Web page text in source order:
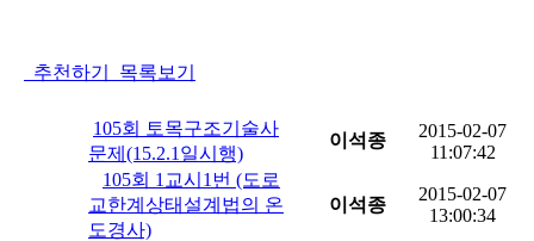
추천하기 목록보기
105회 토목구조기술사
문제(15.2.1일시행)
이석종
2015-02-07
11:07:42
105회 1교시1번 (도로
교한계상태설계법의 온
도경사)
이석종
2015-02-07
13:00:34